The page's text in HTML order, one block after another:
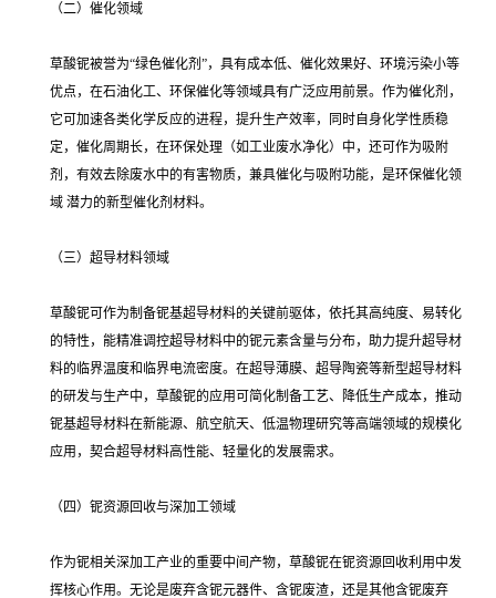
（二）催化领域
草酸铌被誉为“绿色催化剂”，具有成本低、催化效果好、环境污染小等
优点，在石油化工、环保催化等领域具有广泛应用前景。作为催化剂，
它可加速各类化学反应的进程，提升生产效率，同时自身化学性质稳
定，催化周期长，在环保处理（如工业废水净化）中，还可作为吸附
剂，有效去除废水中的有害物质，兼具催化与吸附功能，是环保催化领
域 潜力的新型催化剂材料。
（三）超导材料领域
草酸铌可作为制备铌基超导材料的关键前驱体，依托其高纯度、易转化
的特性，能精准调控超导材料中的铌元素含量与分布，助力提升超导材
料的临界温度和临界电流密度。在超导薄膜、超导陶瓷等新型超导材料
的研发与生产中，草酸铌的应用可简化制备工艺、降低生产成本，推动
铌基超导材料在新能源、航空航天、低温物理研究等高端领域的规模化
应用，契合超导材料高性能、轻量化的发展需求。
（四）铌资源回收与深加工领域
作为铌相关深加工产业的重要中间产物，草酸铌在铌资源回收利用中发
挥核心作用。无论是废弃含铌元器件、含铌废渣，还是其他含铌废弃